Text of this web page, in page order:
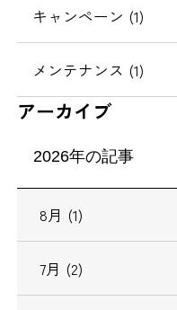
キャンペーン (1)
メンテナンス (1)
アーカイブ
2026年の記事
8月 (1)
7月 (2)